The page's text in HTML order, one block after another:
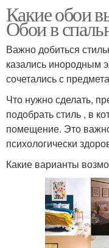
Какие обои
Обои в
Важно добиться
казались инородным
сочетались с
Что нужно сделать,
подобрать стиль , в
помещение. Это
психологически
Какие варианты